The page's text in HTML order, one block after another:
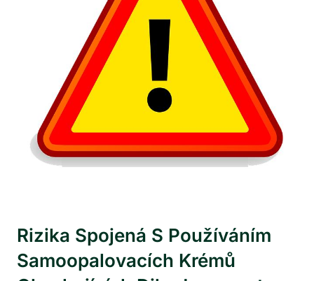
Rizika Spojená S Používáním
Samoopalovacích Krémů